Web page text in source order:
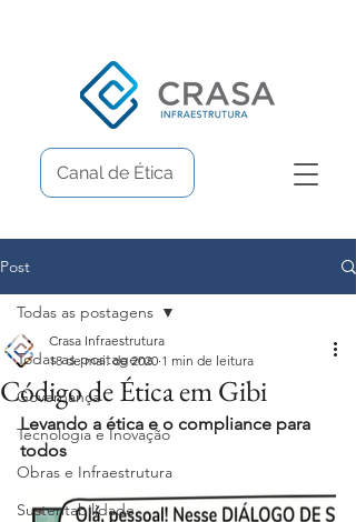
Canal de Ética
Post
Todas as postagens
Governança
Tecnologia e Inovação
Obras e Infraestrutura
Sustentabilidade
Todas as postagens
Código de Ética em Gibi
Crasa Infraestrutura
18 de mai. de 2020 1 min de leitura
Levando a ética e o compliance para
todos